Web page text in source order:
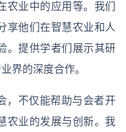
农业中的应用等。我们
享他们在智慧农业和人
。提供学者们展示其研
界的深度合作。
，不仅能帮助与会者开
农业的发展与创新。我